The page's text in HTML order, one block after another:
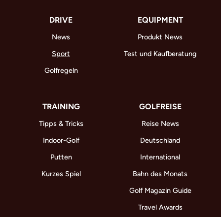
DRIVE
News
Sport
Golfregeln
EQUIPMENT
Produkt News
Test und Kaufberatung
TRAINING
Tipps & Tricks
Indoor-Golf
Putten
Kurzes Spiel
GOLFREISE
Reise News
Deutschland
International
Bahn des Monats
Golf Magazin Guide
Travel Awards